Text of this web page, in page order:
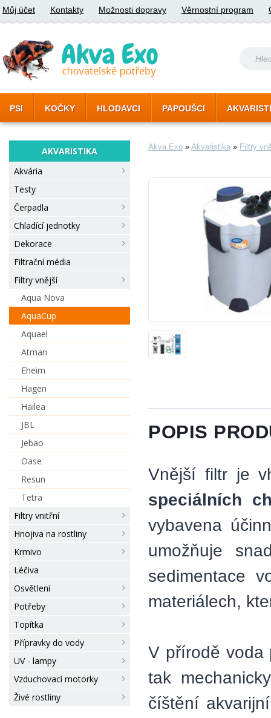
Můj účet Kontakty Možnosti dopravy Věrnostní program
PSI KOČKY HLODAVCI PAPOUŠCI
AKVARISTIKA
Akvária
Testy
Čerpadla
Chladící jednotky
Dekorace
Filtrační média
Filtry vnější
Aqua Nova
AquaCup
Aquael
Atman
Eheim
Hagen
Hailea
JBL
Jebao
Oase
Resun
Tetra
Filtry vnitřní
Hnojiva na rostliny
Krmivo
Léčiva
Osvětlení
Potřeby
Topítka
Přípravky do vody
UV - lampy
Vzduchovací motorky
Živé rostliny
Akva Exo » Akvaristika » Filtry
POPIS
Vnější filtr je
speciálních
vybavena
umožňuje
sedimentace
materiálech,
V přírodě voda
tak
číštění